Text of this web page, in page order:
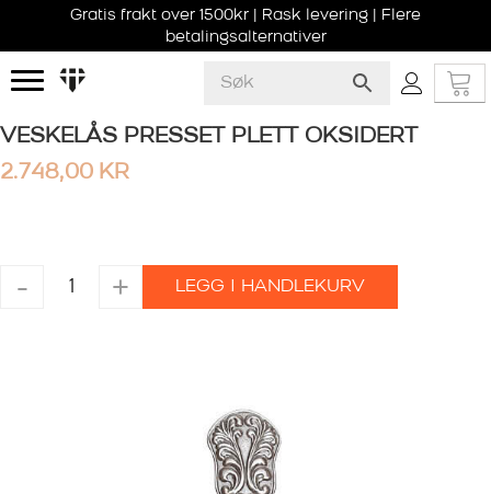
Gratis frakt over 1500kr | Rask levering | Flere
betalingsalternativer
VESKELÅS PRESSET PLETT OKSIDERT
2.748,00 KR
-
VESKELÅS
PRESSET + LEGG I HANDLEKURV